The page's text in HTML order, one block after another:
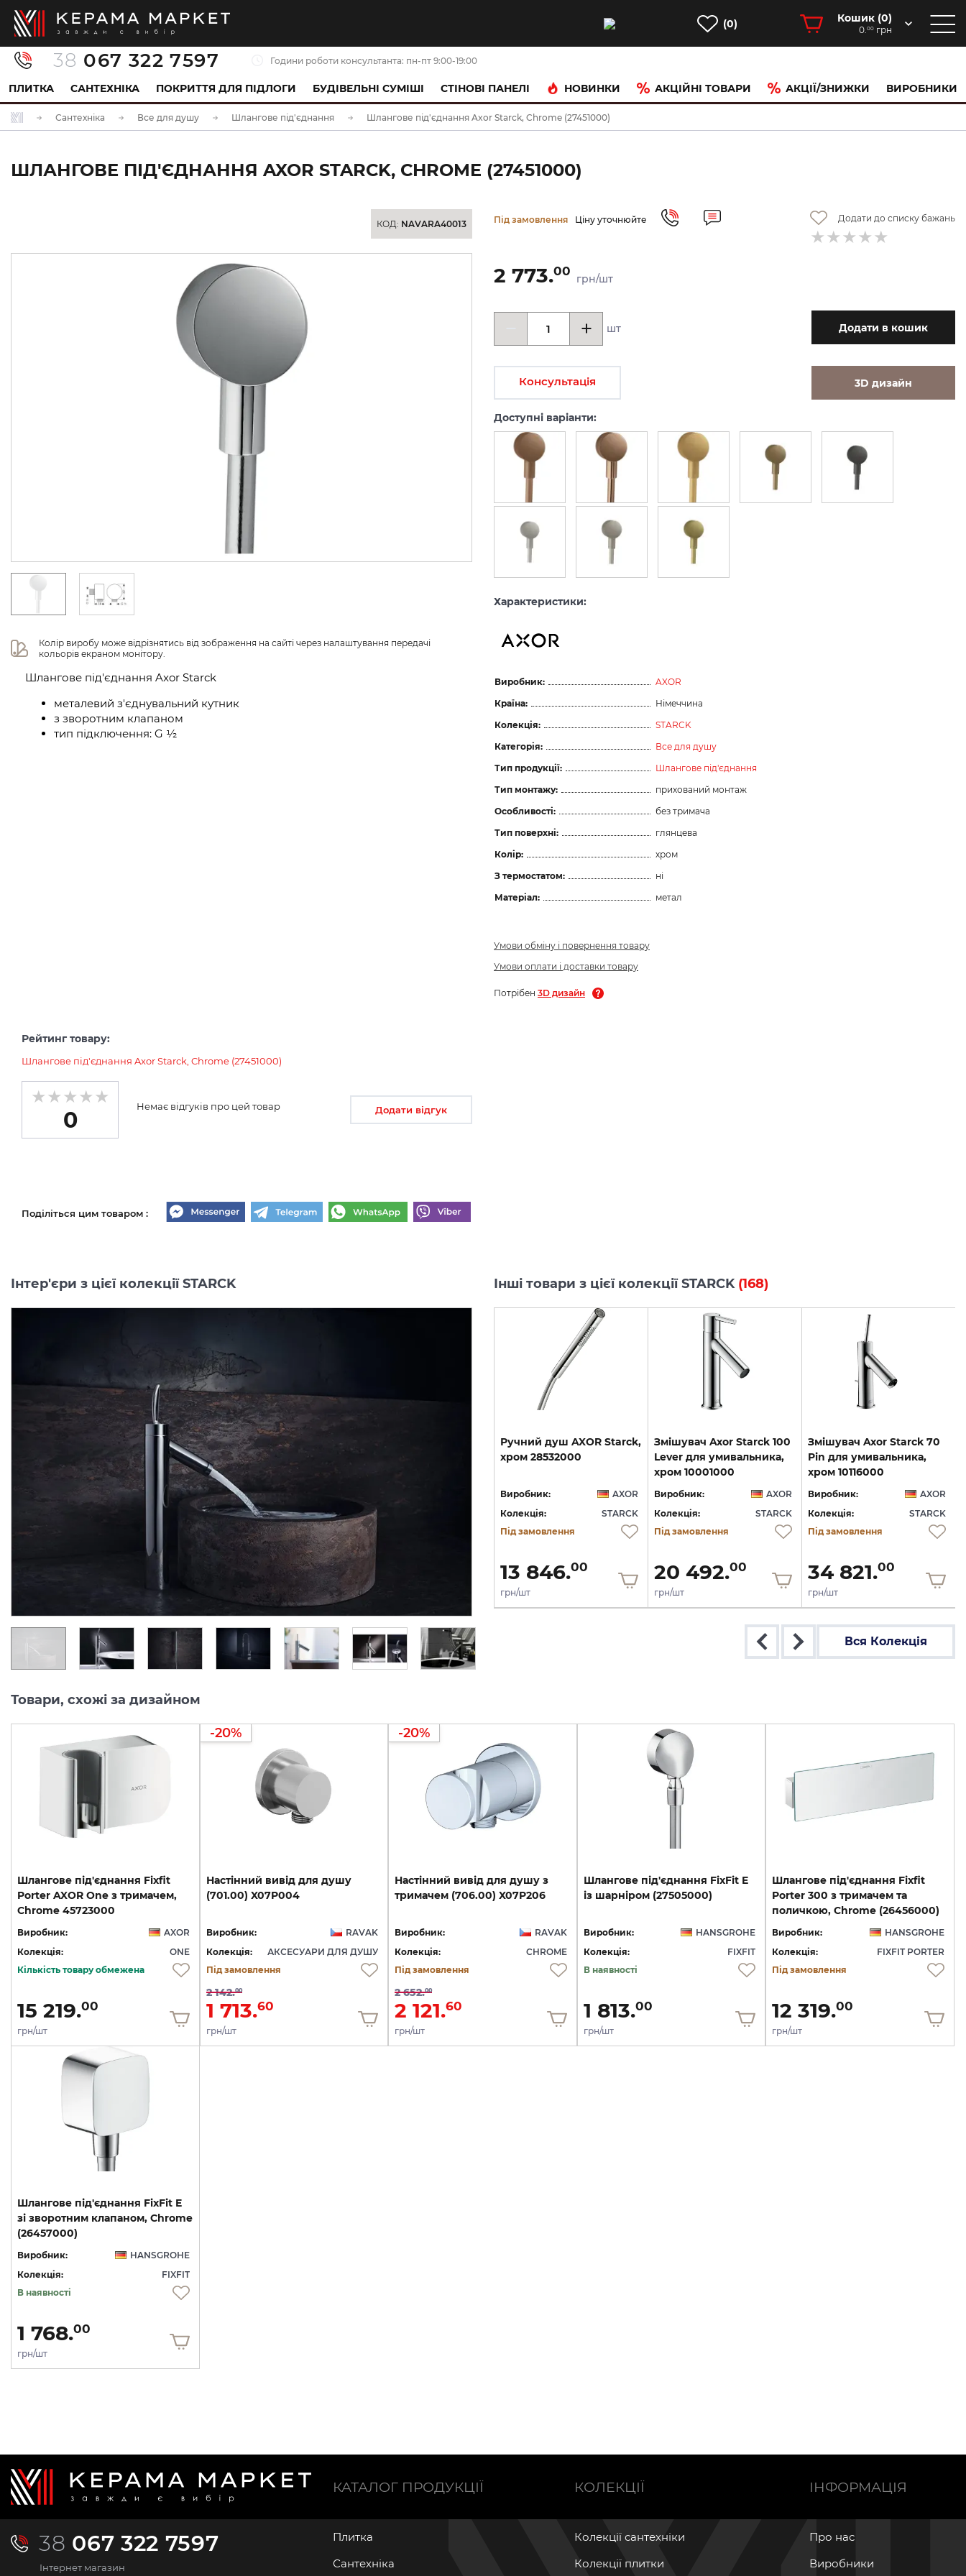
(0) Кошик (0)
0.00 грн
38 067 322 7597 Години роботи консультанта: пн-пт 9:00-19:00
ПЛИТКА САНТЕХНІКА ПОКРИТТЯ ДЛЯ ПІДЛОГИ БУДІВЕЛЬНІ СУМІШІ CТІНОВІ ПАНЕЛІ НОВИНКИ АКЦІЙНІ ТОВАРИ АКЦІЇ/ЗНИЖКИ ВИРОБНИКИ
Сантехніка Все для душу Шлангове під'єднання Шлангове під'єднання Axor Starck, Chrome (27451000)
ШЛАНГОВЕ ПІД'ЄДНАННЯ AXOR STARCK, CHROME (27451000)
КОД: NAVARA40013
Колір виробу може відрізнятись від зображення на сайті через налаштування передачі
кольорів екраном монітору.
Шлангове під'єднання Axor Starck
металевий з'єднувальний кутник
з зворотним клапаном
тип підключення: G ½
Під замовлення Ціну уточнюйте Додати до списку бажань
2 773.00
грн/шт
шт Додати в кошик
Консультація 3D дизайн
Доступні варіанти:
Характеристики:
Виробник:
AXOR
Країна:
Німеччина
Колекція:
STARCK
Категорія:
Все для душу
Тип продукції:
Шлангове під'єднання
Тип монтажу:
прихований монтаж
Особливості:
без тримача
Тип поверхні:
глянцева
Колір:
хром
З термостатом:
ні
Матеріал:
метал
Умови обміну і повернення товару
Умови оплати і доставки товару
Потрібен 3D дизайн
Рейтинг товару:
Шлангове під'єднання Axor Starck, Chrome (27451000)
0
Немає відгуків про цей товар Додати відгук
Поділіться цим товаром :
Інтер'єри з цієї колекції STARCK Інші товари з цієї колекції STARCK (168)
Стакан для зубних щіток
Axor Starck, хром
40834000
AXOR
Тримач для рушників:
кільце Axor Starck D 225
мм, хром 40821000
Виробник:
Колекція:
STARCK
Кількість товару
обмежена
14 396. 16
8 637.
Колекція:
Під замовлення
4 509.
грн/шт
Ручний душ AXOR Starck,
хром 28532000
Виробник:
AXOR
Колекція:
STARCK
Під замовлення
13 846.00
грн/шт
Змішувач Axor Starck 100
Lever для умивальника,
хром 10001000
Виробник:
AXOR
Колекція:
STARCK
Під замовлення
20 492.00
грн/шт
Змішувач Axor Starck 70
Pin для умивальника,
хром 10116000
Виробник:
AXOR
Колекція:
STARCK
Під замовлення
34 821.00
грн/шт
Вся Колекція
Товари, схожі за дизайном
Шлангове під'єднання Fixfit
Porter AXOR One з тримачем,
Chrome 45723000
Виробник:
AXOR
Колекція:
ONE
Кількість товару обмежена
15 219.00
грн/шт
-20%
Настінний вивід для душу
(701.00) X07P004
Виробник:
RAVAK
Колекція:
АКСЕСУАРИ ДЛЯ ДУШУ
Під замовлення
2 142.00
1 713.60
грн/шт
-20%
Настінний вивід для душу з
тримачем (706.00) X07P206
Виробник:
RAVAK
Колекція:
CHROME
Під замовлення
2 652.00
2 121.60
грн/шт
Шлангове під'єднання FixFit E
із шарніром (27505000)
Виробник:
HANSGROHE
Колекція:
FIXFIT
В наявності
1 813.00
грн/шт
Шлангове під'єднання Fixfit
Porter 300 з тримачем та
поличкою, Chrome (26456000)
Виробник:
HANSGROHE
Колекція:
FIXFIT PORTER
Під замовлення
12 319.00
грн/шт
Шлангове під'єднання FixFit E
зі зворотним клапаном, Chrome
(26457000)
Виробник:
HANSGROHE
Колекція:
FIXFIT
В наявності
1 768.00
грн/шт
38 067 322 7597
Інтернет магазин
КАТАЛОГ ПРОДУКЦІЇ
Плитка
Сантехніка
КОЛЕКЦІЇ
Колекції сантехніки
Колекції плитки
ІНФОРМАЦІЯ
Про нас
Виробники